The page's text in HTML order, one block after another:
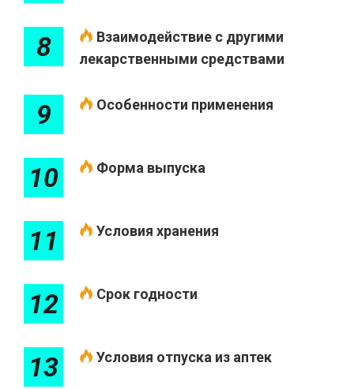
8
Взаимодействие с другими
лекарственными средствами
9 Особенности применения
10 Форма выпуска
11 Условия хранения
12 Срок годности
13 Условия отпуска из аптек